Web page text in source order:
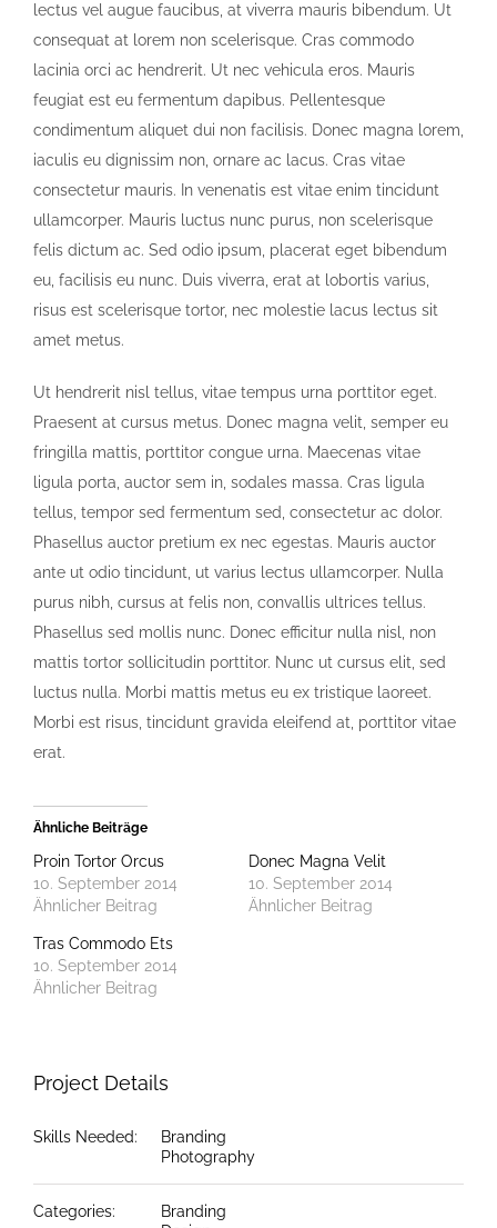
lectus vel augue faucibus, at viverra mauris bibendum. Ut
consequat at lorem non scelerisque. Cras commodo
lacinia orci ac hendrerit. Ut nec vehicula eros. Mauris
feugiat est eu fermentum dapibus. Pellentesque
condimentum aliquet dui non facilisis. Donec magna lorem,
iaculis eu dignissim non, ornare ac lacus. Cras vitae
consectetur mauris. In venenatis est vitae enim tincidunt
ullamcorper. Mauris luctus nunc purus, non scelerisque
felis dictum ac. Sed odio ipsum, placerat eget bibendum
eu, facilisis eu nunc. Duis viverra, erat at lobortis varius,
risus est scelerisque tortor, nec molestie lacus lectus sit
amet metus.
Ut hendrerit nisl tellus, vitae tempus urna porttitor eget.
Praesent at cursus metus. Donec magna velit, semper eu
fringilla mattis, porttitor congue urna. Maecenas vitae
ligula porta, auctor sem in, sodales massa. Cras ligula
tellus, tempor sed fermentum sed, consectetur ac dolor.
Phasellus auctor pretium ex nec egestas. Mauris auctor
ante ut odio tincidunt, ut varius lectus ullamcorper. Nulla
purus nibh, cursus at felis non, convallis ultrices tellus.
Phasellus sed mollis nunc. Donec efficitur nulla nisl, non
mattis tortor sollicitudin porttitor. Nunc ut cursus elit, sed
luctus nulla. Morbi mattis metus eu ex tristique laoreet.
Morbi est risus, tincidunt gravida eleifend at, porttitor vitae
erat.
Ähnliche Beiträge
Proin Tortor Orcus
10. September 2014
Ähnlicher Beitrag
Donec Magna Velit
10. September 2014
Ähnlicher Beitrag
Tras Commodo Ets
10. September 2014
Ähnlicher Beitrag
Project Details
Skills Needed:
Branding
Photography
Categories:
Branding